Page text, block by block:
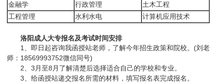
金融学
行政管理
土木工程
工程管理
水利水电 计算机应用技术
洛阳成人大专报名及考试时间安排
1、即日起咨询我函授站老师，了解今年招生政策和院校。(刘老
师：18569993752微信同号)
2、3月至8月了解清楚后选择适合自己的学校和专业。
3、给函授站递交报名所需的材料，填写报名表完成报名。